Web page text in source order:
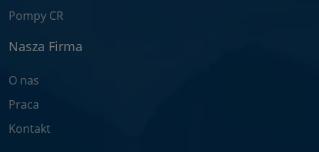
Pompy CR
Nasza Firma
O nas
Praca
Kontakt